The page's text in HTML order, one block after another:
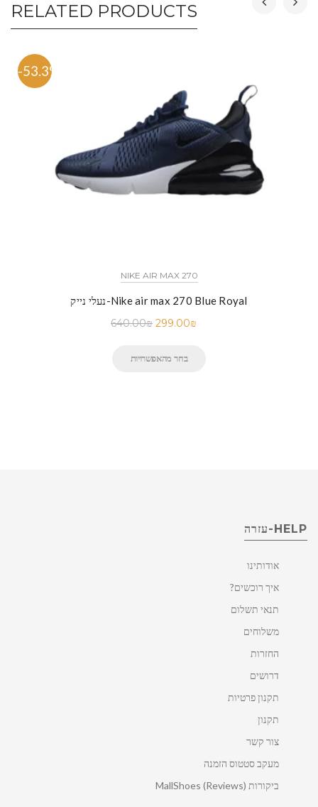
RELATED PRODUCTS
-53.3%
NIKE AIR MAX 270
נעלי נייק-Nike air max 270 Blue Royal
640.00₪ 299.00₪
בחר מהאפשרויות
HELP-עזרה
אודותינו
איך רוכשים?
תנאי תשלום
משלוחים
החזרות
דרושים
תקנון פרטיות
תקנון
צור קשר
מעקב סטטוס הזמנה
ביקורות MallShoes (Reviews)